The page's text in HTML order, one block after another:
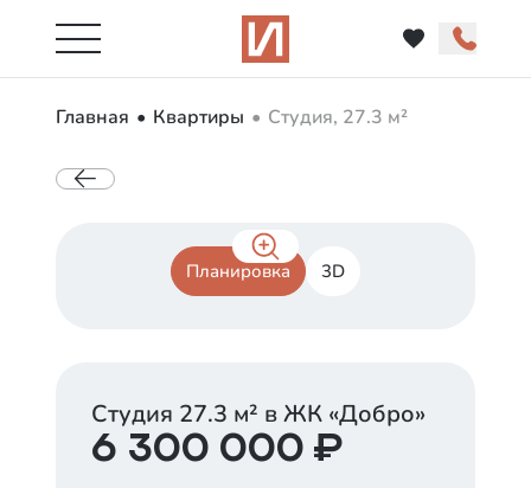
Главная Квартиры Студия, 27.3 м²
Планировка 3D
Студия 27.3 м² в ЖК «Добро»
6 300 000 ₽